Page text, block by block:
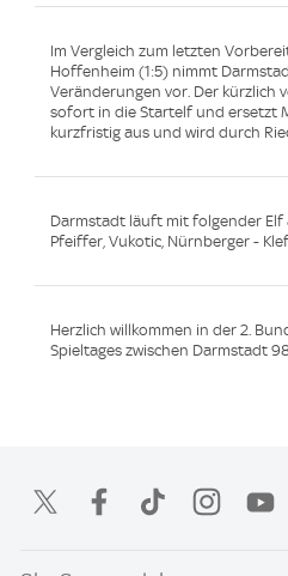
Im Vergleich zum letzten
Hoffenheim (1:5) nimmt
Veränderungen vor. Der kürzlich
sofort in die Startelf und ersetzt
kurzfristig aus und wird durch
Darmstadt läuft mit folgender Elf
Pfeiffer, Vukotic, Nürnberger -
Herzlich willkommen in der 2.
Spieltages zwischen Darmstadt